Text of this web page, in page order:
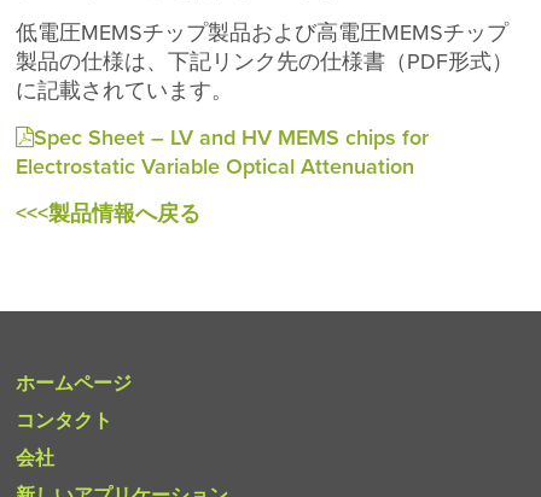
低電圧MEMSチップ製品および高電圧MEMSチップ
製品の仕様は、下記リンク先の仕様書（PDF形式）
に記載されています。
Spec Sheet – LV and HV MEMS chips for
Electrostatic Variable Optical Attenuation
<<<製品情報へ戻る
ホームページ
コンタクト
会社